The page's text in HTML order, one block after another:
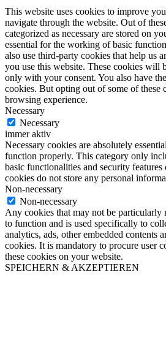
This website uses cookies to improve
navigate through the website. Out of
categorized as necessary are stored on
essential for the working of basic
also use third-party cookies that help us
you use this website. These cookies will
only with your consent. You also have
cookies. But opting out of some of these
browsing experience.
Necessary
Necessary
immer aktiv
Necessary cookies are absolutely
function properly. This category only
basic functionalities and security features
cookies do not store any personal
Non-necessary
Non-necessary
Any cookies that may not be particularly
to function and is used specifically to
analytics, ads, other embedded contents
cookies. It is mandatory to procure user
these cookies on your website.
SPEICHERN & AKZEPTIEREN